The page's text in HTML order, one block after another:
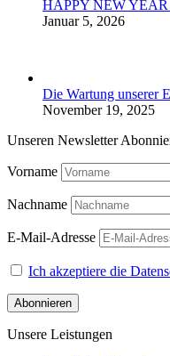
HAPPY NEW YEAR
Januar 5, 2026
Die Wartung unserer
November 19, 2025
Unseren Newsletter
Vorname
Nachname
E-Mail-Adresse
Ich akzeptiere die
Unsere Leistungen